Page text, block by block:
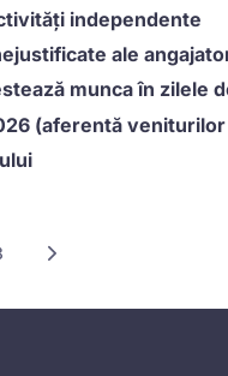
independente
ale
munca în zilele
(aferentă